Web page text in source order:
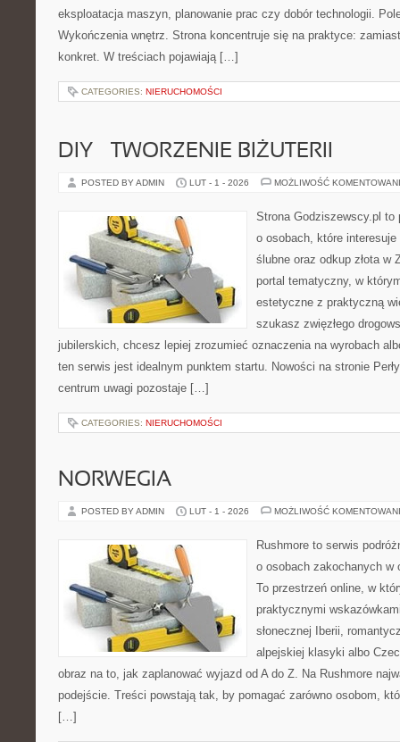
eksploatacja maszyn, planowanie prac czy dobór technologii.
Wykończenia wnętrz. Strona koncentruje się na praktyce:
konkret. W treściach pojawiają […]
CATEGORIES: NIERUCHOMOŚCI
DIY – TWORZENIE BIŻUTERII
POSTED BY ADMIN LUT - 1 - 2026 MOŻLIWOŚĆ
Strona Godziszewscy.pl to
o osobach, które
ślubne oraz odkup złota w
portal tematyczny, w
estetyczne z praktyczną
szukasz zwięzłego
jubilerskich, chcesz lepiej zrozumieć oznaczenia na wyrobach
ten serwis jest idealnym punktem startu. Nowości na stronie
centrum uwagi pozostaje […]
CATEGORIES: NIERUCHOMOŚCI
NORWEGIA
POSTED BY ADMIN LUT - 1 - 2026 MOŻLIWOŚĆ
Rushmore to serwis
o osobach zakochanych w
To przestrzeń online, w
praktycznymi
słonecznej Iberii,
alpejskiej klasyki albo
obraz na to, jak zaplanować wyjazd od A do Z. Na Rushmore
podejście. Treści powstają tak, by pomagać zarówno osobom,
[…]